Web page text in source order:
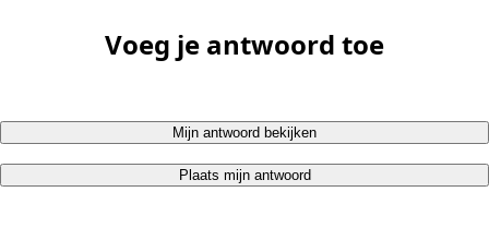
Voeg je antwoord toe
Mijn antwoord bekijken
Plaats mijn antwoord